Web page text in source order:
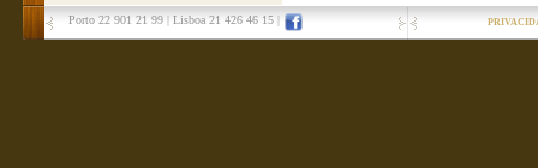
Porto 22 901 21 99 Lisboa 21 426 46 15